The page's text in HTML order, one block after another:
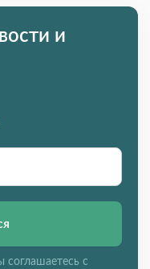
и
соглашаетесь с